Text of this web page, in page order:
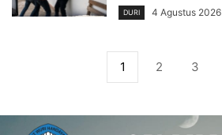
DURI 4 Agustus 2026
1 2 3